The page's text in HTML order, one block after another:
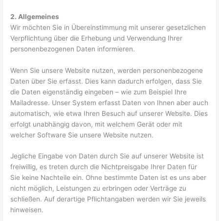
2. Allgemeines
Wir möchten Sie in Übereinstimmung mit unserer gesetzlichen
Verpflichtung über die Erhebung und Verwendung Ihrer
personenbezogenen Daten informieren.
Wenn Sie unsere Website nutzen, werden personenbezogene
Daten über Sie erfasst. Dies kann dadurch erfolgen, dass Sie
die Daten eigenständig eingeben – wie zum Beispiel Ihre
Mailadresse. Unser System erfasst Daten von Ihnen aber auch
automatisch, wie etwa Ihren Besuch auf unserer Website. Dies
erfolgt unabhängig davon, mit welchem Gerät oder mit
welcher Software Sie unsere Website nutzen.
Jegliche Eingabe von Daten durch Sie auf unserer Website ist
freiwillig, es treten durch die Nichtpreisgabe Ihrer Daten für
Sie keine Nachteile ein. Ohne bestimmte Daten ist es uns aber
nicht möglich, Leistungen zu erbringen oder Verträge zu
schließen. Auf derartige Pflichtangaben werden wir Sie jeweils
hinweisen.